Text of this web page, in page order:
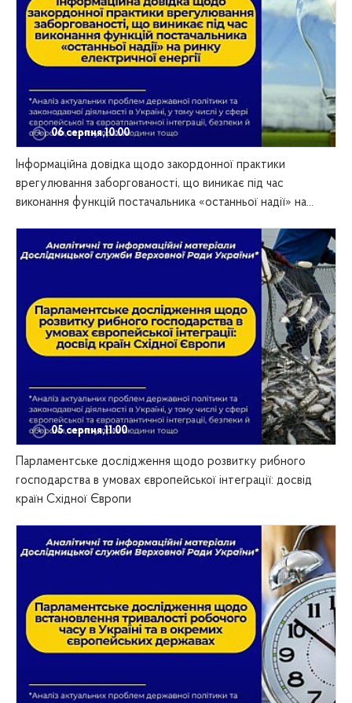
06 серпня,10:00
Інформаційна довідка щодо закордонної практики
врегулювання заборгованості, що виникає під час
виконання функцій постачальника «останньої надії» на...
05 серпня,11:00
Парламентське дослідження щодо розвитку рибного
господарства в умовах європейської інтеграції: досвід
країн Східної Європи